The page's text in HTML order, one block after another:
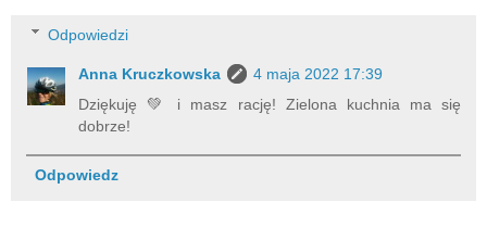
Odpowiedzi
Anna Kruczkowska
4 maja 2022 17:39
Dziękuję 💚 i masz rację! Zielona kuchnia ma się
dobrze!
Odpowiedz